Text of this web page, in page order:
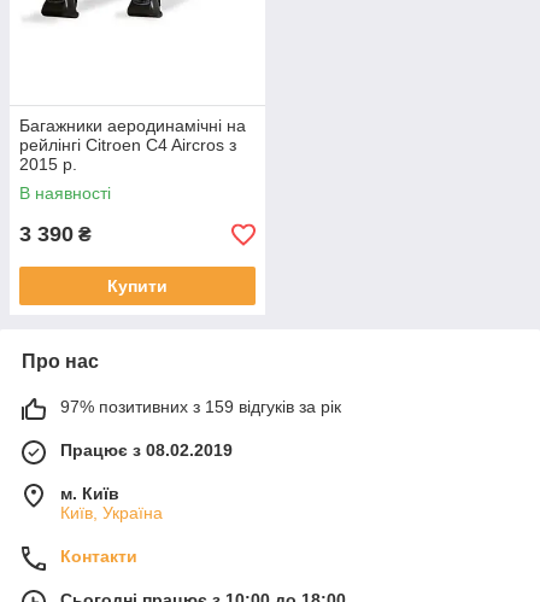
Багажники аеродинамічні на
рейлінгі Citroen C4 Aircros з
2015 р.
В наявності
3 390 ₴
Купити
Про нас
97% позитивних з 159 відгуків за рік
Працює з 08.02.2019
м. Київ
Київ, Україна
Контакти